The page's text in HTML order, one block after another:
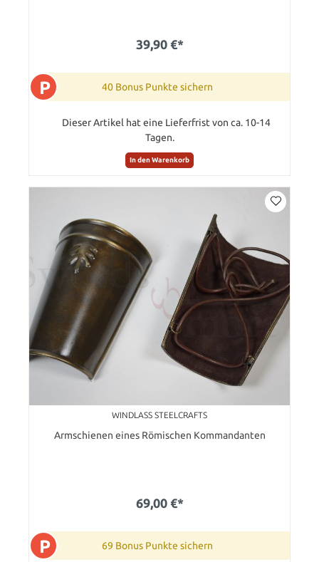
39,90 €*
P 40 Bonus Punkte sichern
Dieser Artikel hat eine Lieferfrist von ca. 10-14
Tagen.
In den Warenkorb
WINDLASS STEELCRAFTS
Armschienen eines Römischen Kommandanten
69,00 €*
P 69 Bonus Punkte sichern